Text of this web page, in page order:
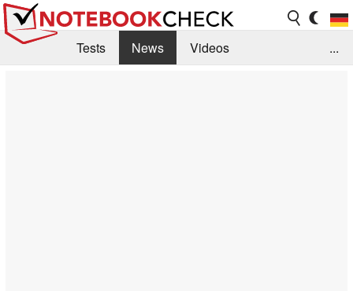
Tests News
Videos
...